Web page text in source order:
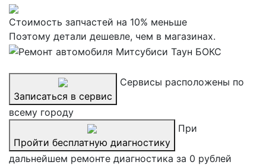
Стоимость запчастей на 10% меньше
Поэтому детали дешевле, чем в магазинах.
Записаться в сервис
Сервисы расположены по
всему городу
Пройти бесплатную диагностику
При
дальнейшем ремонте диагностика за 0 рублей